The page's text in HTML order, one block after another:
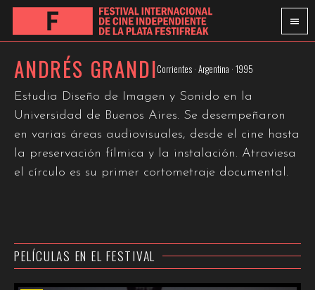
ANDRÉS GRANDICorrientes · Argentina · 1995
Estudia Diseño de Imagen y Sonido en la
Universidad de Buenos Aires. Se desempeñaron
en varias áreas audiovisuales, desde el cine hasta
la preservación fílmica y la instalación. Atraviesa
el círculo es su primer cortometraje documental.
PELÍCULAS EN EL FESTIVAL